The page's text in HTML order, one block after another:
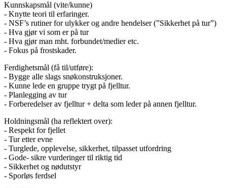
Kunnskapsmål (vite/kunne)
- Knytte teori til erfaringer.
- NSF’s rutiner for ulykker og andre hendelser (”Sikkerhet på tur”)
- Hva gjør vi som er på tur
- Hva gjør man mht. forbundet/medier etc.
- Fokus på frostskader.
Ferdighetsmål (få til/utføre):
- Bygge alle slags snøkonstruksjoner.
- Kunne lede en gruppe trygt på fjelltur.
- Planlegging av tur
- Forberedelser av fjelltur + delta som leder på annen fjelltur.
Holdningsmål (ha reflektert over):
- Respekt for fjellet
- Tur etter evne
- Turglede, opplevelse, sikkerhet, tilpasset utfordring
- Gode- sikre vurderinger til riktig tid
- Sikkerhet og nødutstyr
- Sporløs ferdsel